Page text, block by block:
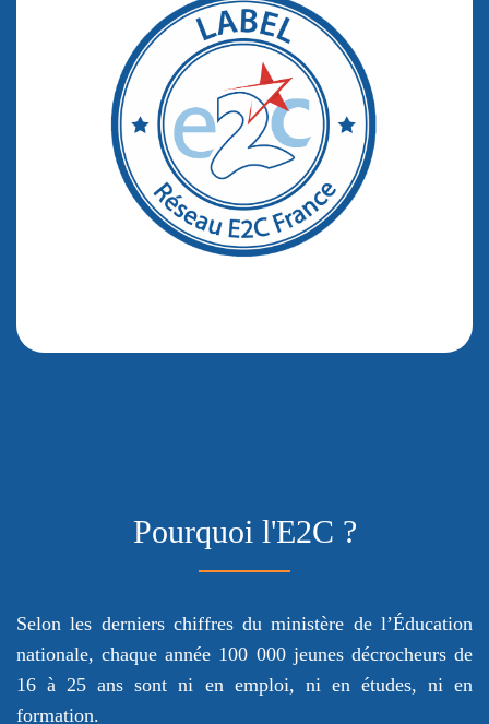
Pourquoi l'E2C ?
Selon les derniers chiffres du ministère de l’Éducation
nationale, chaque année 100 000 jeunes décrocheurs de
16 à 25 ans sont ni en emploi, ni en études, ni en
formation.